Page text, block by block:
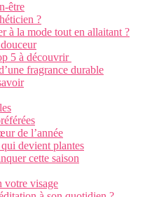
être
?
à la mode tout en allaitant ?
5 à découvrir
fragrance durable
de l’année
devient plantes
cette saison
votre visage